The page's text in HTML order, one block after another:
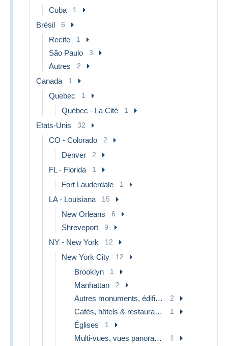
Cuba 1
Brésil 6
Recife 1
São Paulo 3
Autres 2
Canada 1
Quebec 1
Québec - La Cité 1
Etats-Unis 32
CO - Colorado 2
Denver 2
FL - Florida 1
Fort Lauderdale 1
LA - Louisiana 15
New Orleans 6
Shreveport 9
NY - New York 12
New York City 12
Brooklyn 1
Manhattan 2
Autres monuments, édifices 2
Cafés, hôtels & restaurants 1
Églises 1
Multi-vues, vues panoramiques 1